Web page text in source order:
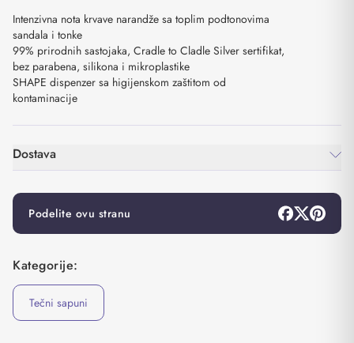
Intenzivna nota krvave narandže sa toplim podtonovima
sandala i tonke
99% prirodnih sastojaka, Cradle to Cladle Silver sertifikat,
bez parabena, silikona i mikroplastike
SHAPE dispenzer sa higijenskom zaštitom od
kontaminacije
Dostava
Podelite ovu stranu
Kategorije:
Tečni sapuni